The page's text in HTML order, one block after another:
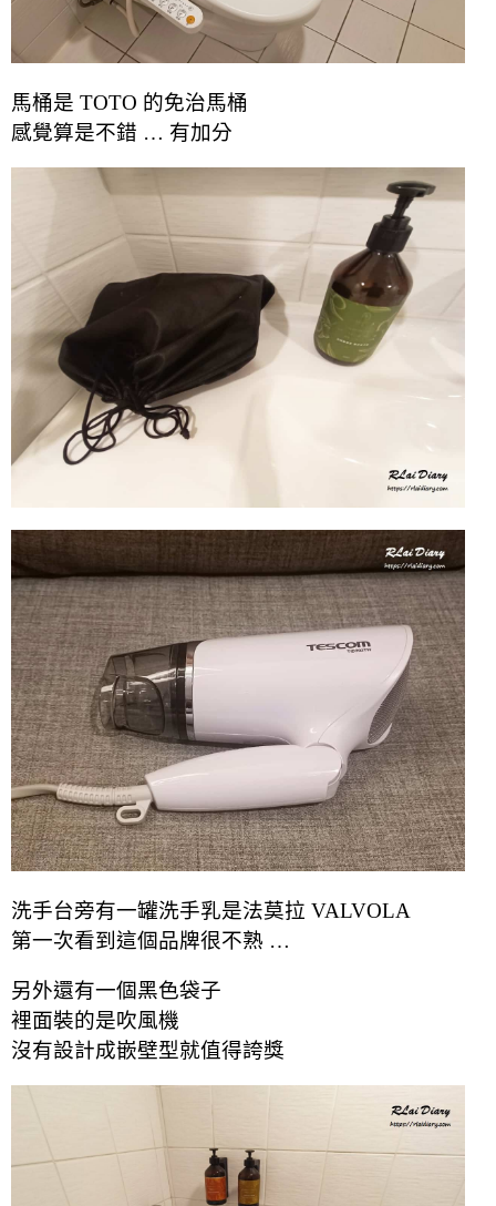
馬桶是 TOTO 的免治馬桶
感覺算是不錯 … 有加分
洗手台旁有一罐洗手乳是法莫拉 VALVOLA
第一次看到這個品牌很不熟 …
另外還有一個黑色袋子
裡面裝的是吹風機
沒有設計成嵌壁型就值得誇獎